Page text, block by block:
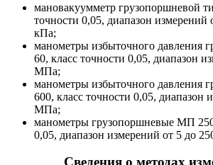
мановакуумметр грузопоршневой
точности 0,05, диапазон измерений
кПа;
манометры избыточного давления
60, класс точности 0,05, диапазон
МПа;
манометры избыточного давления
600, класс точности 0,05, диапазон
МПа;
манометры грузопоршневые МП
0,05, диапазон измерений от 5 до
Сведения о методах